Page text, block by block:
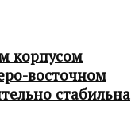
корпусом
восточном
стабильна